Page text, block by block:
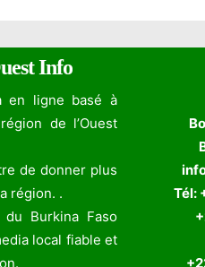
Info
en ligne basé à
de l’Ouest
de donner plus
région. .
Burkina Faso
local fiable et
Tél: